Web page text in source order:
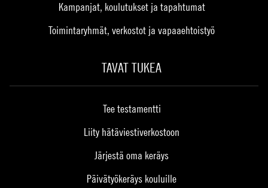
Kampanjat, koulutukset ja tapahtumat
Toimintaryhmät, verkostot ja vapaaehtoistyö
TAVAT TUKEA
Tee testamentti
Liity hätäviestiverkostoon
Järjestä oma keräys
Päivätyökeräys kouluille